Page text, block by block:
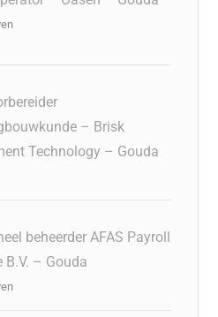
– Brisk
Technology – Gouda
beheerder AFAS Payroll
B.V. – Gouda